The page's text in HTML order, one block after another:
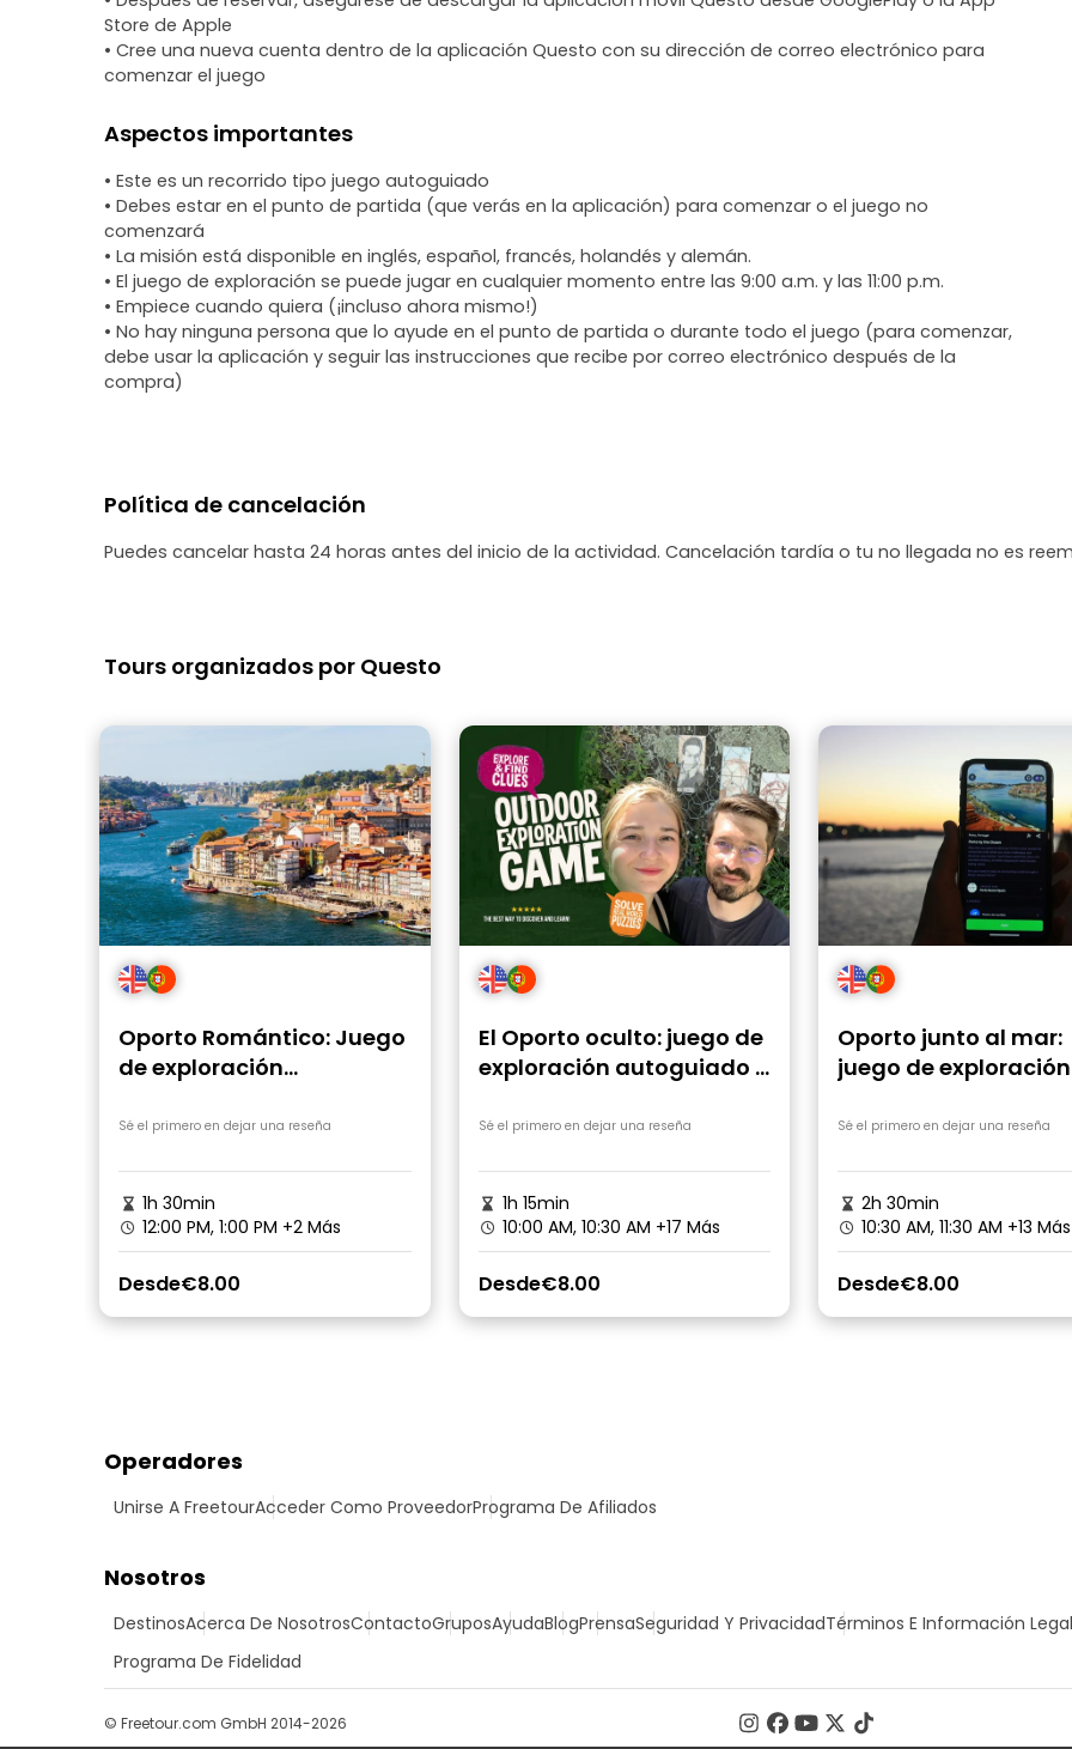
Store de Apple
• Cree una nueva cuenta dentro de la aplicación Questo con su dirección de correo electrónico para
comenzar el juego
Aspectos importantes
• Este es un recorrido tipo juego autoguiado
• Debes estar en el punto de partida (que verás en la aplicación) para comenzar o el juego no
comenzará
• La misión está disponible en inglés, español, francés, holandés y alemán.
• El juego de exploración se puede jugar en cualquier momento entre las 9:00 a.m. y las 11:00 p.m.
• Empiece cuando quiera (¡incluso ahora mismo!)
• No hay ninguna persona que lo ayude en el punto de partida o durante todo el juego (para comenzar,
debe usar la aplicación y seguir las instrucciones que recibe por correo electrónico después de la
compra)
Política de cancelación
Puedes cancelar hasta 24 horas antes del inicio de la actividad. Cancelación tardía o tu no llegada no es
Tours organizados por Questo
Oporto Romántico: Juego
de exploración
Sé el primero en dejar una reseña
1h 30min
12:00 PM, 1:00 PM +2 Más
Desde€8.00
El Oporto oculto: juego de
exploración autoguiado y
Sé el primero en dejar una reseña
1h 15min
10:00 AM, 10:30 AM +17 Más
Desde€8.00
Oporto junto al mar:
juego de exploración
pie
Sé el primero en dejar una reseña
2h 30min
10:30 AM, 11:30 AM +13 Más
Desde€8.00
Operadores
Unirse A FreetourAcceder Como ProveedorPrograma De Afiliados
Nosotros
DestinosAcerca De NosotrosContactoGruposAyudaBlogPrensaSeguridad Y PrivacidadTérminos E Información Legal
Programa De Fidelidad
© Freetour.com GmbH 2014-2026